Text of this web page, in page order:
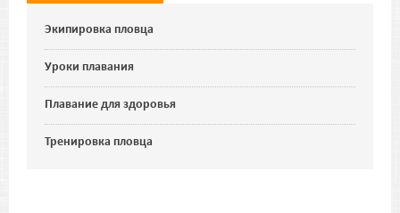
Экипировка пловца
Уроки плавания
Плавание для здоровья
Тренировка пловца